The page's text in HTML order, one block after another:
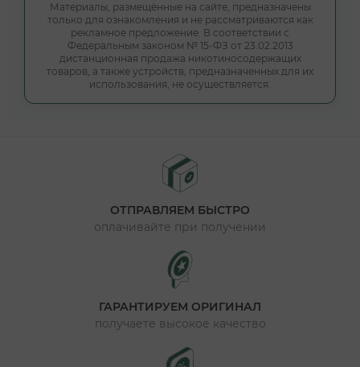
Материалы, размещённые на сайте, предназначены
только для ознакомления и не рассматриваются как
рекламное предложение. В соответствии с
Федеральным законом № 15-ФЗ от 23.02.2013
дистанционная продажа никотиносодержащих
товаров, а также устройств, предназначенных для их
использования, не осуществляется.
ОТПРАВЛЯЕМ БЫСТРО
оплачивайте при получении
ГАРАНТИРУЕМ ОРИГИНАЛ
получаете высокое качество